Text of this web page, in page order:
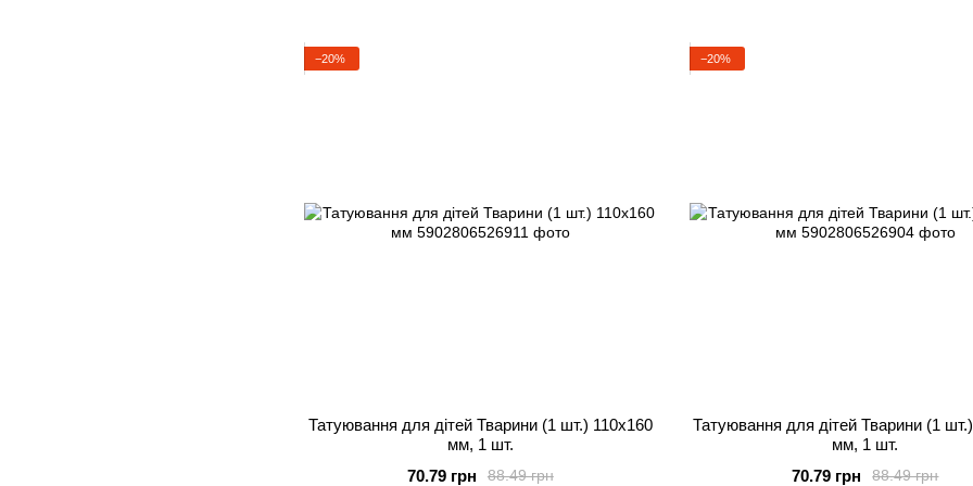
−20%
Татуювання для дітей Тварини (1 шт.) 110х160
мм, 1 шт.
88.49 грн
70.79 грн
−20%
Татуювання для дітей Тварини (1
мм, 1 шт.
88.49 грн
70.79 грн